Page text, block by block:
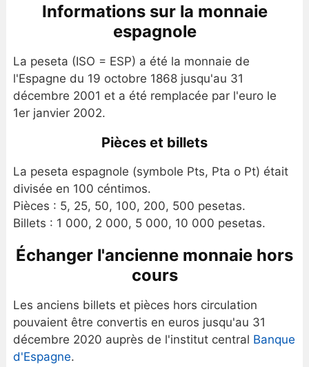
Informations sur la monnaie
espagnole
La peseta (ISO = ESP) a été la monnaie de
l'Espagne du 19 octobre 1868 jusqu'au 31
décembre 2001 et a été remplacée par l'euro le
1er janvier 2002.
Pièces et billets
La peseta espagnole (symbole Pts, Pta o Pt) était
divisée en 100 céntimos.
Pièces : 5, 25, 50, 100, 200, 500 pesetas.
Billets : 1 000, 2 000, 5 000, 10 000 pesetas.
Échanger l'ancienne monnaie hors
cours
Les anciens billets et pièces hors circulation
pouvaient être convertis en euros jusqu'au 31
décembre 2020 auprès de l'institut central Banque
d'Espagne.